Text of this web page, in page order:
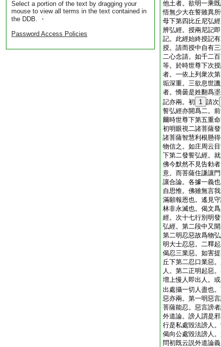
Select a portion of the text by dragging your
mouse to view all terms in the text contained in
the DDB. ・
Password Access Policies
他土者。欲明一乘
悟無少大在誓雖異
母下第四比丘尼弘
辨弘經。授兩尼記
記。此經始終授記
授。請而授中自有
二心念請。如千二
等。於時世尊下次
者。一依上列衆次
垢深重。三欲息世
者。憍曇是姓翻爲
記亦兩。初
1 請次
誓弘經亦開爲二。
爾時世尊下第五重
初明眼視二諸菩薩
諸菩薩智慧利根懸
物信之。如庄周云
下第二發誓弘經。
佛今默然不見告勅
意。而菩薩住謙讓
讓合論。各據一義
自思惟。佛雖無言
滿願報恩也。遙見
林非永滅也。偈文
經。次十七行別明
弘經。第二段中又
第二明忍惡故爲物
明大士忍惡。二釋
偈忍三業惡。如害
丘下第二忍口業惡
人。第二正明起惡
増上慢人即出人。
出處攝一切人盡也
惡亦兩。第一明惡
菩薩能忍。惡言謗
外道論。謗人謂是
行是私處毀法謗人
偈向公處毀法謗人
問初既云説外道論